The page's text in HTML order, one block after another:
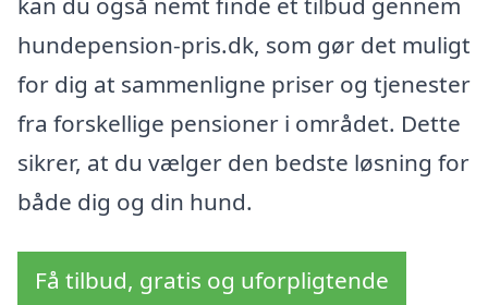
hundepension-pris.dk, som gør det muligt
for dig at sammenligne priser og tjenester
fra forskellige pensioner i området. Dette
sikrer, at du vælger den bedste løsning for
både dig og din hund.
Få tilbud, gratis og uforpligtende